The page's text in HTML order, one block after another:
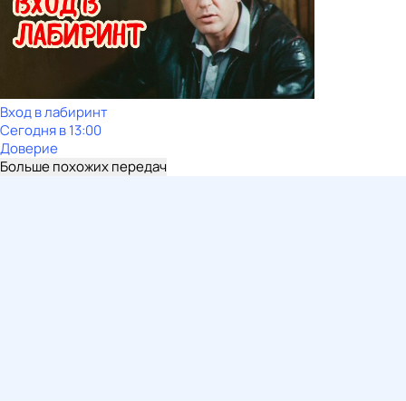
Вход в лабиринт
Сегодня в 13:00
Доверие
Больше похожих передач